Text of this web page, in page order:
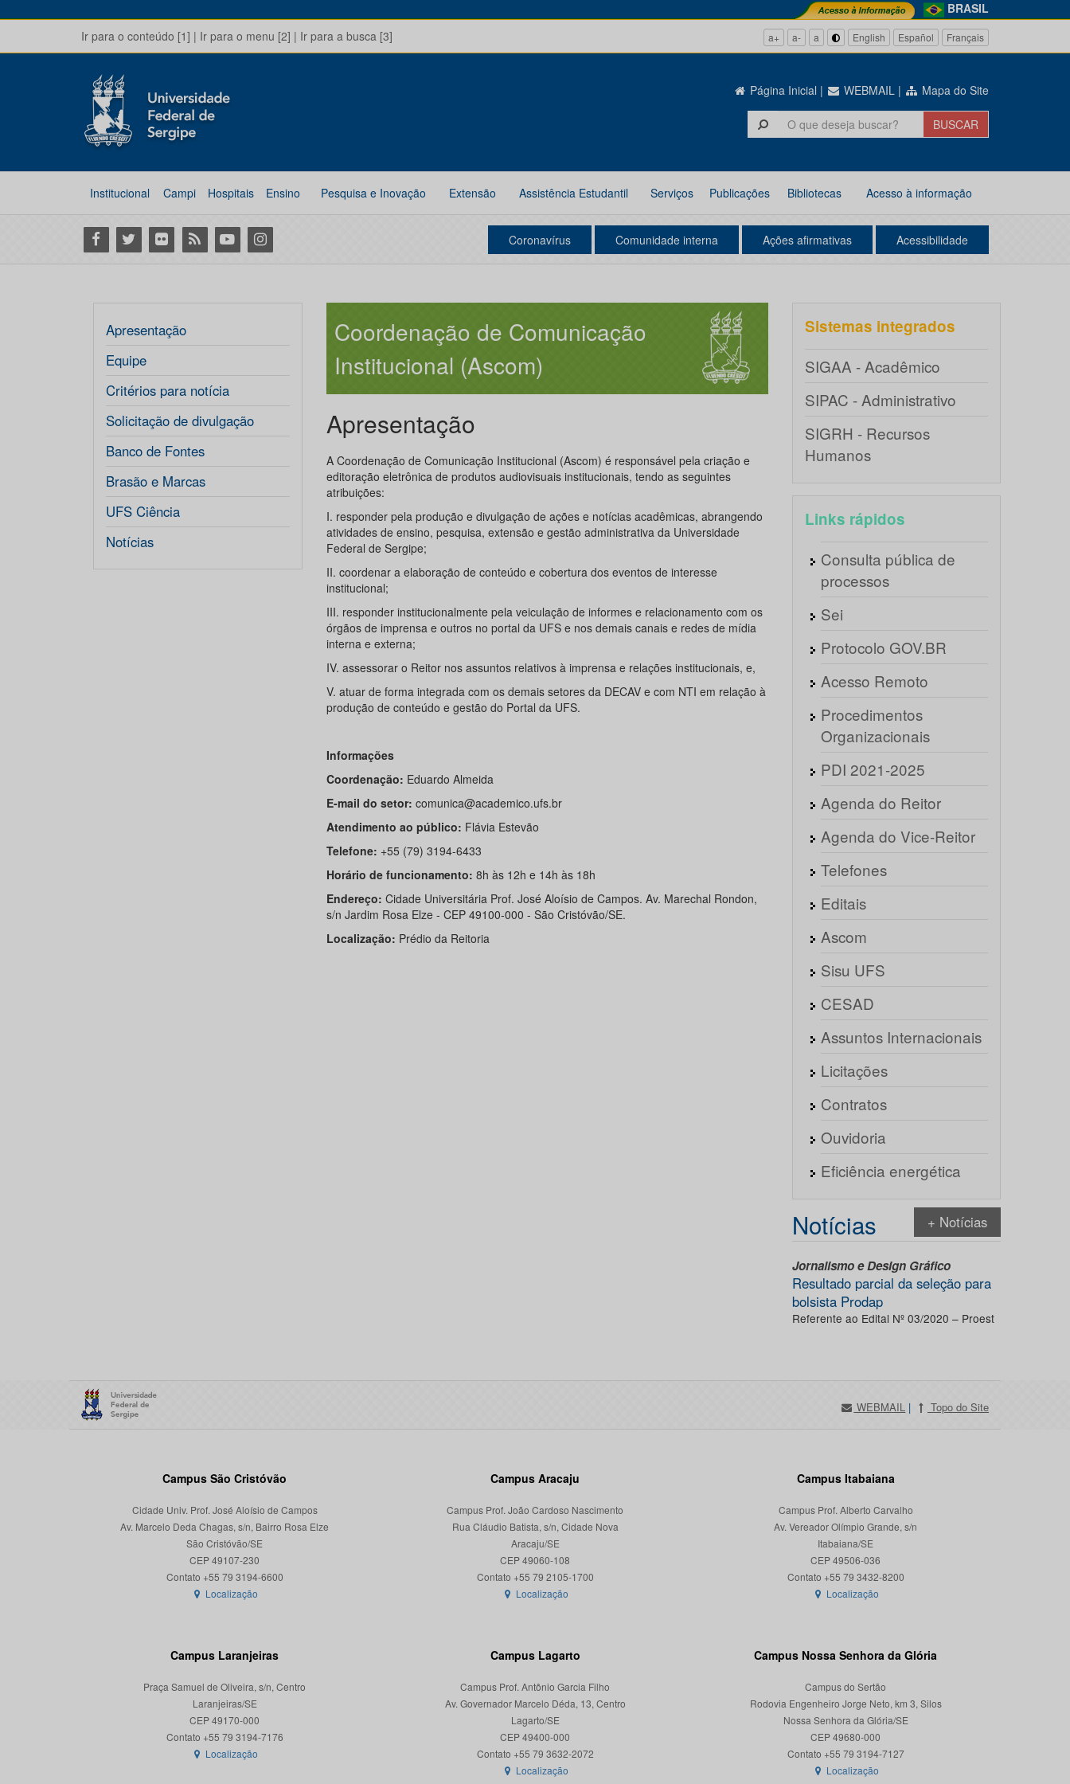
BRASIL
Ir para o conteúdo [1] | Ir para o menu [2] | Ir para a busca [3] a+ a- a English Español Français
Página Inicial | WEBMAIL | Mapa do Site
Institucional Campi Hospitais Ensino Pesquisa e Inovação Extensão Assistência Estudantil Serviços Publicações Bibliotecas Acesso à informação
Facebook
Twitter Flickr RSS YoutubeInstagram Coronavírus Comunidade interna Ações afirmativas Acessibilidade
Apresentação
Equipe
Critérios para notícia
Solicitação de divulgação
Banco de Fontes
Brasão e Marcas
UFS Ciência
Notícias
Coordenação de Comunicação
Institucional (Ascom)
Apresentação
A Coordenação de Comunicação Institucional (Ascom) é responsável pela criação e
editoração eletrônica de produtos audiovisuais institucionais, tendo as seguintes
atribuições:
I. responder pela produção e divulgação de ações e notícias acadêmicas, abrangendo
atividades de ensino, pesquisa, extensão e gestão administrativa da Universidade
Federal de Sergipe;
II. coordenar a elaboração de conteúdo e cobertura dos eventos de interesse
institucional;
III. responder institucionalmente pela veiculação de informes e relacionamento com os
órgãos de imprensa e outros no portal da UFS e nos demais canais e redes de mídia
interna e externa;
IV. assessorar o Reitor nos assuntos relativos à imprensa e relações institucionais, e,
V. atuar de forma integrada com os demais setores da DECAV e com NTI em relação à
produção de conteúdo e gestão do Portal da UFS.
Informações
Coordenação: Eduardo Almeida
E-mail do setor: comunica@academico.ufs.br
Atendimento ao público: Flávia Estevão
Telefone: +55 (79) 3194-6433
Horário de funcionamento: 8h às 12h e 14h às 18h
Endereço: Cidade Universitária Prof. José Aloísio de Campos. Av. Marechal Rondon,
s/n Jardim Rosa Elze - CEP 49100-000 - São Cristóvão/SE.
Localização: Prédio da Reitoria
Sistemas integrados
SIGAA - Acadêmico
SIPAC - Administrativo
SIGRH - Recursos
Humanos
Links rápidos
Consulta pública de
processos
Sei
Protocolo GOV.BR
Acesso Remoto
Procedimentos
Organizacionais
PDI 2021-2025
Agenda do Reitor
Agenda do Vice-Reitor
Telefones
Editais
Ascom
Sisu UFS
CESAD
Assuntos Internacionais
Licitações
Contratos
Ouvidoria
Eficiência energética
Notícias + Notícias
Jornalismo e Design Gráfico
Resultado parcial da seleção para
bolsista Prodap
Referente ao Edital Nº 03/2020 – Proest
WEBMAIL | Topo do Site
Campus São Cristóvão
Cidade Univ. Prof. José Aloísio de Campos
Av. Marcelo Deda Chagas, s/n, Bairro Rosa Elze
São Cristóvão/SE
CEP 49107-230
Localização
Campus Aracaju
Campus Prof. João Cardoso Nascimento
Rua Cláudio Batista, s/n, Cidade Nova
Aracaju/SE
CEP 49060-108
Localização
Campus Itabaiana
Campus Prof. Alberto Carvalho
Av. Vereador Olímpio Grande, s/n
Itabaiana/SE
CEP 49506-036
Localização
Campus Laranjeiras
Praça Samuel de Oliveira, s/n, Centro
Laranjeiras/SE
CEP 49170-000
Localização
Campus Lagarto
Campus Prof. Antônio Garcia Filho
Av. Governador Marcelo Déda, 13, Centro
Lagarto/SE
CEP 49400-000
Localização
Campus Nossa Senhora da Glória
Campus do Sertão
Rodovia Engenheiro Jorge Neto, km 3, Silos
Nossa Senhora da Glória/SE
CEP 49680-000
Contato +55 79 3194-7127
Localização